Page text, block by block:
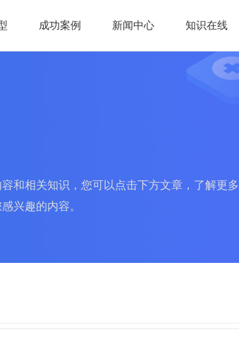
成功案例 新闻中心 知识在线
和相关知识，您可以点击下方文章，了解更多
兴趣的内容。